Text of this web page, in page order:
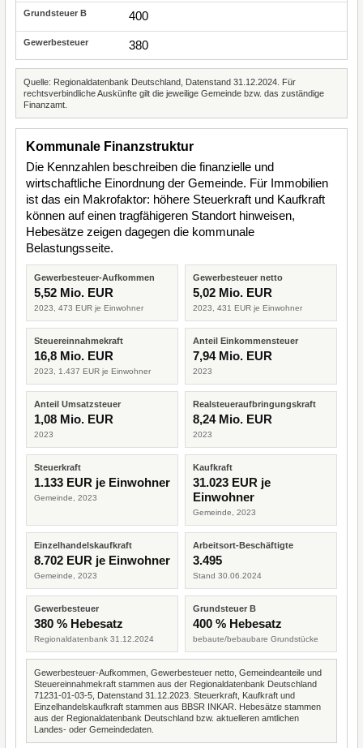
400
380
Quelle: Regionaldatenbank Deutschland, Datenstand 31.12.2024. Für
rechtsverbindliche Auskünfte gilt die jeweilige Gemeinde bzw. das zuständige
Finanzamt.
Kommunale Finanzstruktur
Die Kennzahlen beschreiben die finanzielle und
wirtschaftliche Einordnung der Gemeinde. Für Immobilien
ist das ein Makrofaktor: höhere Steuerkraft und Kaufkraft
können auf einen tragfähigeren Standort hinweisen,
Hebesätze zeigen dagegen die kommunale
Belastungsseite.
Gewerbesteuer-Aufkommen
5,52 Mio. EUR
2023, 473 EUR je Einwohner
Gewerbesteuer netto
5,02 Mio. EUR
2023, 431 EUR je Einwohner
Steuereinnahmekraft
16,8 Mio. EUR
2023, 1.437 EUR je Einwohner
Anteil Einkommensteuer
7,94 Mio. EUR
2023
Anteil Umsatzsteuer
1,08 Mio. EUR
2023
Realsteueraufbringungskraft
8,24 Mio. EUR
2023
Steuerkraft
1.133 EUR je Einwohner
Gemeinde, 2023
Kaufkraft
31.023 EUR je
Einwohner
Gemeinde, 2023
Einzelhandelskaufkraft
8.702 EUR je Einwohner
Gemeinde, 2023
Arbeitsort-Beschäftigte
3.495
Stand 30.06.2024
Gewerbesteuer
380 % Hebesatz
Regionaldatenbank 31.12.2024
Grundsteuer B
400 % Hebesatz
bebaute/bebaubare Grundstücke
Gewerbesteuer-Aufkommen, Gewerbesteuer netto, Gemeindeanteile und
Steuereinnahmekraft stammen aus der Regionaldatenbank Deutschland
71231-01-03-5, Datenstand 31.12.2023. Steuerkraft, Kaufkraft und
Einzelhandelskaufkraft stammen aus BBSR INKAR. Hebesätze stammen
aus der Regionaldatenbank Deutschland bzw. aktuelleren amtlichen
Landes- oder Gemeindedaten.